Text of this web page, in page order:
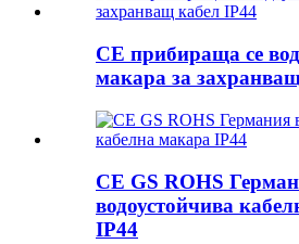
CE прибираща се
макара за
CE GS ROHS
водоустойчива
IP44